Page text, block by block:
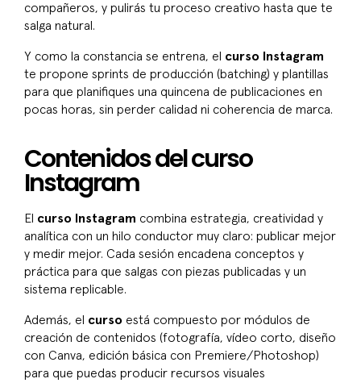
compañeros, y pulirás tu proceso creativo hasta que te
salga natural.
Y como la constancia se entrena, el curso Instagram
te propone sprints de producción (batching) y plantillas
para que planifiques una quincena de publicaciones en
pocas horas, sin perder calidad ni coherencia de marca.
Contenidos del curso
Instagram
El curso Instagram combina estrategia, creatividad y
analítica con un hilo conductor muy claro: publicar mejor
y medir mejor. Cada sesión encadena conceptos y
práctica para que salgas con piezas publicadas y un
sistema replicable.
Además, el curso está compuesto por módulos de
creación de contenidos (fotografía, vídeo corto, diseño
con Canva, edición básica con Premiere/Photoshop)
para que puedas producir recursos visuales